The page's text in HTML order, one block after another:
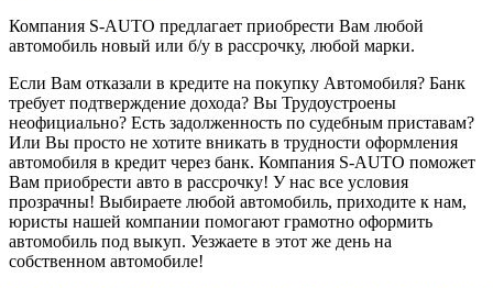
Компания S-AUTO предлагает приобрести Вам любой
автомобиль новый или б/у в рассрочку, любой марки.
Если Вам отказали в кредите на покупку Автомобиля? Банк
требует подтверждение дохода? Вы Трудоустроены
неофициально? Есть задолженность по судебным приставам?
Или Вы просто не хотите вникать в трудности оформления
автомобиля в кредит через банк. Компания S-AUTO поможет
Вам приобрести авто в рассрочку! У нас все условия
прозрачны! Выбираете любой автомобиль, приходите к нам,
юристы нашей компании помогают грамотно оформить
автомобиль под выкуп. Уезжаете в этот же день на
собственном автомобиле!